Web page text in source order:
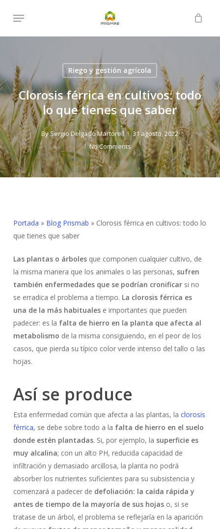
Menu
Close
Riego y gestión agrícola
Clorosis férrica en cultivos: todo
lo que tienes que saber
BySergio Delgado Martorell
31 agosto, 2022
No Comments
Portada » Blog Prismab » Clorosis férrica en cultivos: todo lo
que tienes que saber
Las plantas o árbolesque componen cualquier cultivo, de
la misma manera que los animales o las personas, sufren
también enfermedades que se podrían cronificarsi no
se erradica el problema a tiempo. La clorosis férrica es
una de la más habitualese importantes que pueden
padecer: es la falta de hierro en la planta que afecta al
metabolismo de la misma consiguiendo, en el peor de los
casos, que pierda su típico color verde intenso del tallo o las
hojas.
Así se produce
Esta enfermedad común que afecta a las plantas, la clorosis
férrica, se debe sobre todo a la falta de hierro en el suelo
donde estén plantadas. Si, por ejemplo, la superficie es
muy alcalina; con un alto PH, reducida capacidad de
infiltración y demasiado arcillosa, la planta no podrá
absorber los nutrientes suficientes para su subsistencia y
comenzará a padecer de defoliación: la caída rápida y
antes de tiempo de la mayoría de sus hojaso, si se
tratase de un árbol, el problema se reflejaría en la aparición